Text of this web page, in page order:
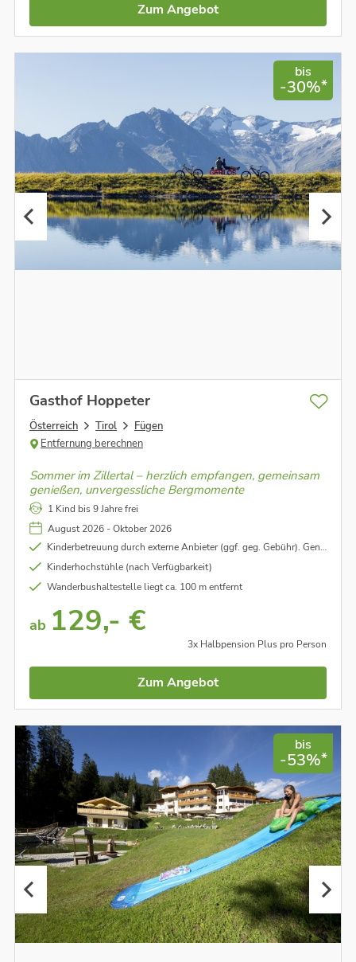
Zum Angebot
bis
-30%*
Gasthof Hoppeter
Österreich Tirol
Fügen
Entfernung berechnen
Sommer im Zillertal – herzlich empfangen, gemeinsam
genießen, unvergessliche Bergmomente
1 Kind bis 9 Jahre frei
August 2026 - Oktober 2026
Kinderbetreuung durch externe Anbieter (ggf. geg. Gebühr). Genauere Informationen vor Ort.
Kinderhochstühle (nach Verfügbarkeit)
Wanderbushaltestelle liegt ca. 100 m entfernt
ab 129,- €
3x Halbpension Plus pro Person
Zum Angebot
bis
-53%*